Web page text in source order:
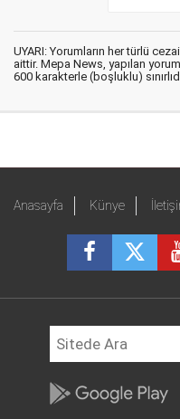
UYARI: Yorumların her türlü
aittir. Mepa News, yapılan
600 karakterle (boşluklu)
Anasayfa Künye